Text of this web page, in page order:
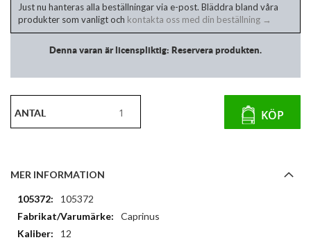
Just nu hanteras alla beställningar via e-post. Bläddra bland våra
produkter som vanligt och kontakta oss med din beställning →
Denna varan är licenspliktig: Reservera produkten.
ANTAL KÖP
MER INFORMATION
Mer
information
105372
Caprinus
12